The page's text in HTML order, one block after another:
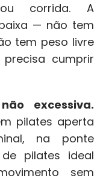
corrida. A
— não tem
tem peso livre
cumprir
excessiva.
pilates aperta
na ponte
pilates ideal
sem